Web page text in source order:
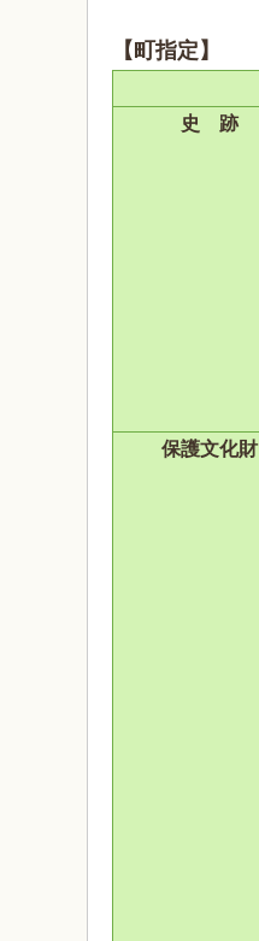
【町指定】
史 跡
保護文化財